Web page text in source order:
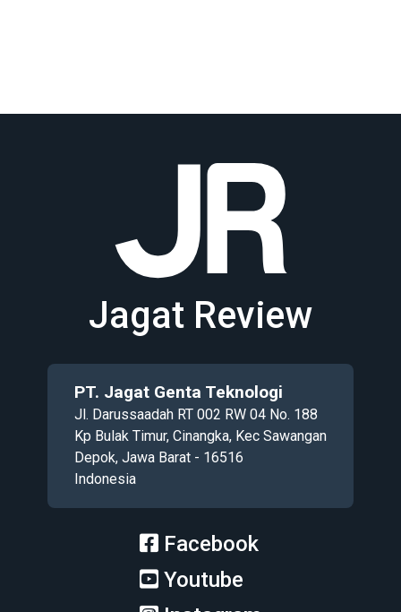
Jagat Review
PT. Jagat Genta Teknologi
Jl. Darussaadah RT 002 RW 04 No. 188
Kp Bulak Timur, Cinangka, Kec Sawangan
Depok, Jawa Barat - 16516
Indonesia
Facebook
Youtube